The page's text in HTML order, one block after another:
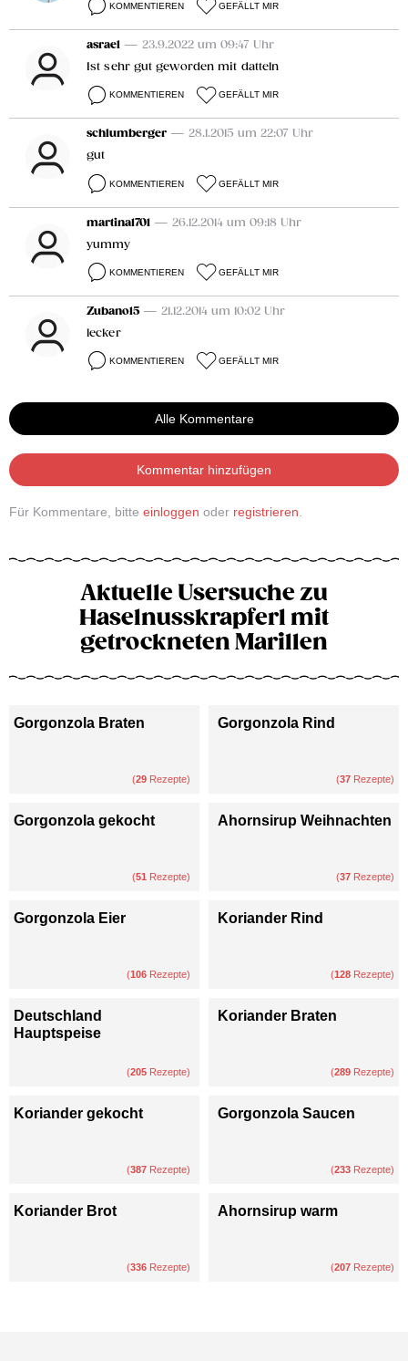
KOMMENTIEREN GEFÄLLT MIR
asrael — 23.9.2022 um 09:47 Uhr
Ist sehr gut geworden mit datteln
KOMMENTIEREN GEFÄLLT MIR
schlumberger — 28.1.2015 um 22:07 Uhr
gut
KOMMENTIEREN GEFÄLLT MIR
martina1701 — 26.12.2014 um 09:18 Uhr
yummy
KOMMENTIEREN GEFÄLLT MIR
Zubano15 — 21.12.2014 um 10:02 Uhr
lecker
KOMMENTIEREN GEFÄLLT MIR
Alle Kommentare
Kommentar hinzufügen
Für Kommentare, bitte einloggen oder registrieren
Aktuelle Usersuche zu
Haselnusskrapferl mit
getrockneten Marillen
Gorgonzola Braten
(29 Rezepte)
Gorgonzola Rind
(37 Rezepte)
Gorgonzola gekocht
(51 Rezepte)
Ahornsirup Weihnachten
(37 Rezepte)
Gorgonzola Eier
(106 Rezepte)
Koriander Rind
(128 Rezepte)
Deutschland
Hauptspeise
(205 Rezepte)
Koriander Braten
(289 Rezepte)
Koriander gekocht
(387 Rezepte)
Gorgonzola Saucen
(233 Rezepte)
Koriander Brot
(336 Rezepte)
Ahornsirup warm
(207 Rezepte)